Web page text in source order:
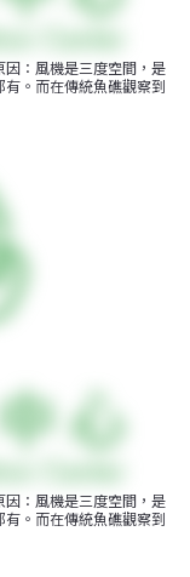
：風機是三度空間，是
。而在傳統魚礁觀察到
：風機是三度空間，是
。而在傳統魚礁觀察到